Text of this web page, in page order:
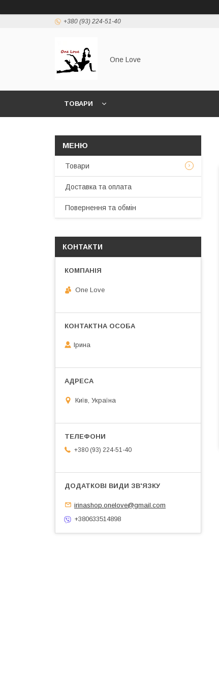
+380 (93) 224-51-40
One Love
ТОВАРИ
Товари
Доставка та оплата
Повернення та обмін
КОНТАКТИ
One Love
Ірина
Київ, Україна
+380 (93) 224-51-40
irinashop.onelove@gmail.com
+380633514898